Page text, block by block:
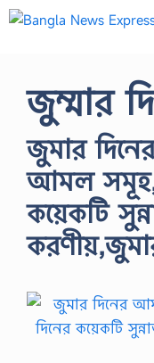
Skip
জুম্মার
জুমার
আমল
কয়েকটি